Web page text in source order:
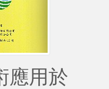
應用於